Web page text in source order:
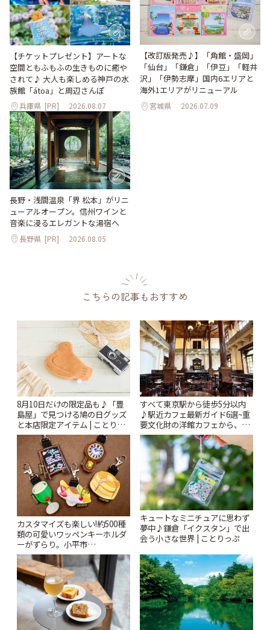
【チケットプレゼント】アートな
空間ともふもふの生きものに癒や
されて♪ 大人も楽しめる神戸の水
族館「átoa」と周辺さんぽ
兵庫県 [PR] 2026.08.07
【改訂版発売♪】「角館・盛岡」
「仙台」「鎌倉」「伊豆」「軽井
沢」「伊勢志摩」国内6エリアと
海外1エリアがリニューアル
宮城県 2026.07.09
長野・浅間温泉「界 松本」がリニ
ューアルオープン。信州ワインと
音楽に浸るエレガントな湯宿へ
長野県 [PR] 2026.08.05
こちらの記事もおすすめ
8月10日だけの限定品も♪「豊
島屋」で見つける鳩の日グッズ
と本店限定アイテム | ことりっ
ぷ
すべて東京駅から徒歩5分以内
♪駅近カフェ最新ガイド6選~重
要文化財の洋館カフェから、改
札すぐのレトロ喫茶まで~ | こと
りっぷ
カスタマイズも楽しい!約500種
類の可愛いワッペンキーホルダ
ーがずらり。小平市
「Kimamaya T&K」 | ことりっ
ぷ
キュートなミニチュアに思わず
夢中♪鎌倉「イクスタン」で出
会う小さな世界 | ことりっぷ